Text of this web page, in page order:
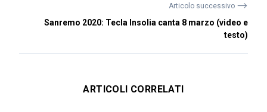
Articolo successivo ⟶
Sanremo 2020: Tecla Insolia canta 8 marzo (video e
testo)
ARTICOLI CORRELATI